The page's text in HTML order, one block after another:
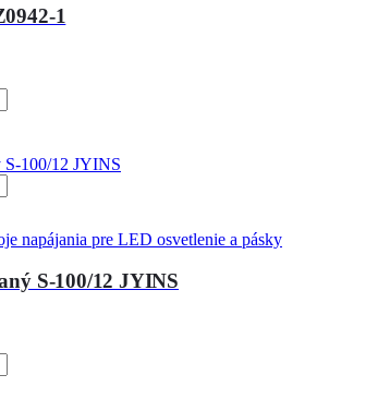
1
napájania pre LED osvetlenie a pásky
S-100/12 JYINS